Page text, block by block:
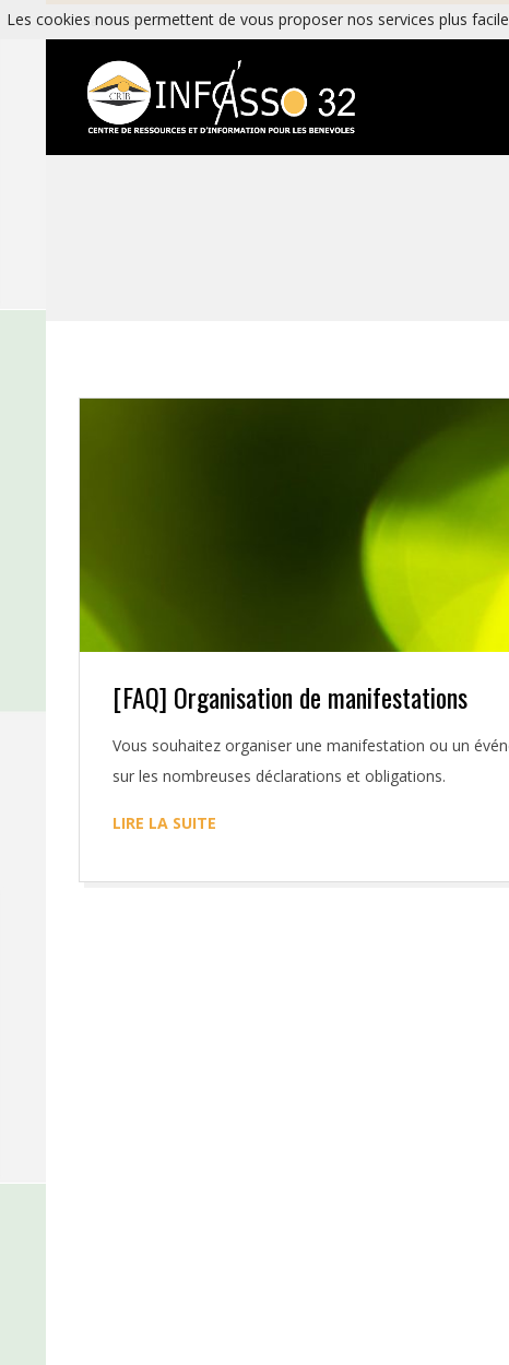
Skip
Tél : 05 62 06 59 82
I
A
O
3
[FAQ] Organisation de manifestations
2016-
04-
Vous souhaitez organiser une manifestation ou un
sur les nombreuses déclarations et obligations.
LIRE LA SUITE
Les cookies nous permettent de vous proposer nos services plus